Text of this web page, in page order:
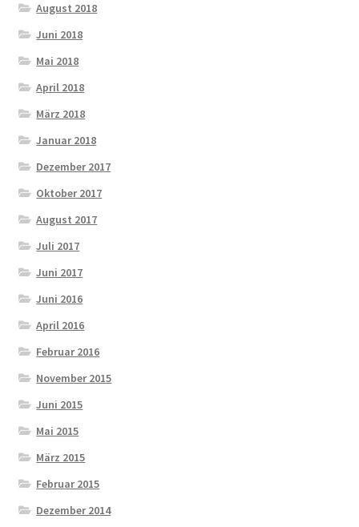
August 2018
Juni 2018
Mai 2018
April 2018
März 2018
Januar 2018
Dezember 2017
Oktober 2017
August 2017
Juli 2017
Juni 2017
Juni 2016
April 2016
Februar 2016
November 2015
Juni 2015
Mai 2015
März 2015
Februar 2015
Dezember 2014